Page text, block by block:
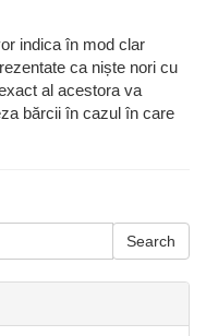
indica în mod clar
ca niște nori cu
al acestora va
bărcii în cazul în care